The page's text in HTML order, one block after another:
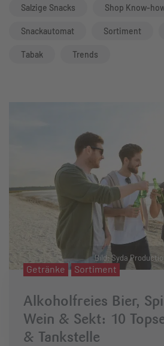
Salzige Snacks Shop Know-
Snackautomat Sortiment
Tabak Trends
Bild: Syda
Getränke Sortiment
Alkoholfreies Bier,
Wein & Sekt: 10
& Tankstelle